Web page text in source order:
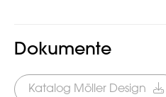
Dokumente
Katalog Möller Design